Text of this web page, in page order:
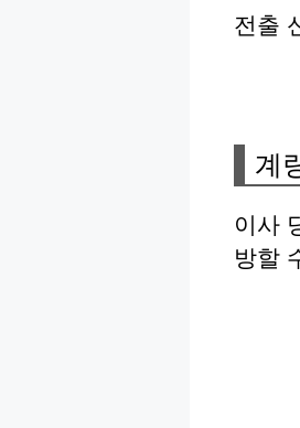
전출
계
이사
방할